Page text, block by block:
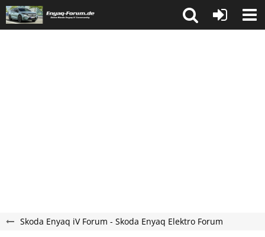
Skoda Enyaq iV Forum - Skoda Enyaq Elektro Forum